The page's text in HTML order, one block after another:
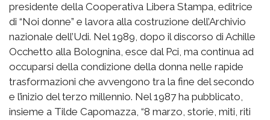
presidente della Cooperativa Libera Stampa, editrice
di “Noi donne” e lavora alla costruzione dell’Archivio
nazionale dell’Udi. Nel 1989, dopo il discorso di Achille
Occhetto alla Bolognina, esce dal Pci, ma continua ad
occuparsi della condizione della donna nelle rapide
trasformazioni che avvengono tra la fine del secondo
e l’inizio del terzo millennio. Nel 1987 ha pubblicato,
insieme a Tilde Capomazza, “8 marzo, storie, miti, riti